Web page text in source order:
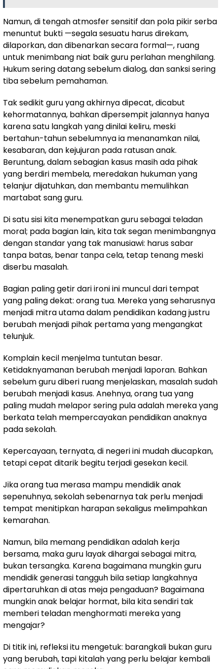
Namun, di tengah atmosfer sensitif dan pola pikir serba
menuntut bukti —segala sesuatu harus direkam,
dilaporkan, dan dibenarkan secara formal—, ruang
untuk menimbang niat baik guru perlahan menghilang.
Hukum sering datang sebelum dialog, dan sanksi sering
tiba sebelum pemahaman.
Tak sedikit guru yang akhirnya dipecat, dicabut
kehormatannya, bahkan dipersempit jalannya hanya
karena satu langkah yang dinilai keliru, meski
bertahun-tahun sebelumnya ia menanamkan nilai,
kesabaran, dan kejujuran pada ratusan anak.
Beruntung, dalam sebagian kasus masih ada pihak
yang berdiri membela, meredakan hukuman yang
telanjur dijatuhkan, dan membantu memulihkan
martabat sang guru.
Di satu sisi kita menempatkan guru sebagai teladan
moral; pada bagian lain, kita tak segan menimbangnya
dengan standar yang tak manusiawi: harus sabar
tanpa batas, benar tanpa cela, tetap tenang meski
diserbu masalah.
Bagian paling getir dari ironi ini muncul dari tempat
yang paling dekat: orang tua. Mereka yang seharusnya
menjadi mitra utama dalam pendidikan kadang justru
berubah menjadi pihak pertama yang mengangkat
telunjuk.
Komplain kecil menjelma tuntutan besar.
Ketidaknyamanan berubah menjadi laporan. Bahkan
sebelum guru diberi ruang menjelaskan, masalah sudah
berubah menjadi kasus. Anehnya, orang tua yang
paling mudah melapor sering pula adalah mereka yang
berkata telah mempercayakan pendidikan anaknya
pada sekolah.
Kepercayaan, ternyata, di negeri ini mudah diucapkan,
tetapi cepat ditarik begitu terjadi gesekan kecil.
Jika orang tua merasa mampu mendidik anak
sepenuhnya, sekolah sebenarnya tak perlu menjadi
tempat menitipkan harapan sekaligus melimpahkan
kemarahan.
Namun, bila memang pendidikan adalah kerja
bersama, maka guru layak dihargai sebagai mitra,
bukan tersangka. Karena bagaimana mungkin guru
mendidik generasi tangguh bila setiap langkahnya
dipertaruhkan di atas meja pengaduan? Bagaimana
mungkin anak belajar hormat, bila kita sendiri tak
memberi teladan menghormati mereka yang
mengajar?
Di titik ini, refleksi itu mengetuk: barangkali bukan guru
yang berubah, tapi kitalah yang perlu belajar kembali